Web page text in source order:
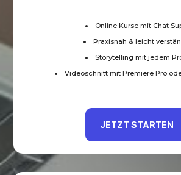
Online Kurse mit Chat
Praxisnah & leicht
Storytelling mit jedem
Videoschnitt mit Premiere Pro
JETZT STARTEN